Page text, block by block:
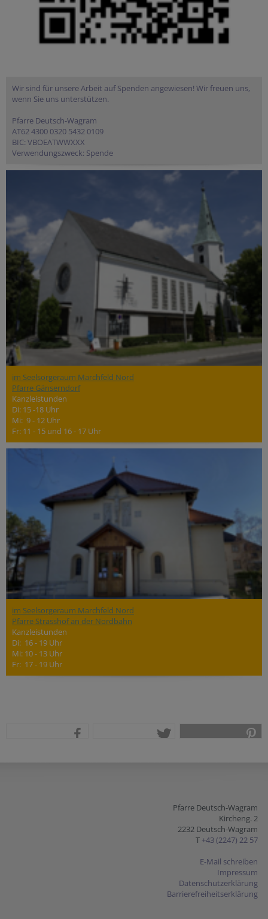
Wir sind für unsere Arbeit auf Spenden angewiesen! Wir freuen uns,
wenn Sie uns unterstützen.
Pfarre Deutsch-Wagram
AT62 4300 0320 5432 0109
BIC: VBOEATWWXXX
Verwendungszweck: Spende
im Seelsorgeraum Marchfeld Nord
Pfarre Gänserndorf
Kanzleistunden
Di: 15 -18 Uhr
Mi: 9 - 12 Uhr
Fr: 11 - 15 und 16 - 17 Uhr
im Seelsorgeraum Marchfeld Nord
Pfarre Strasshof an der Nordbahn
Kanzleistunden
Di: 16 - 19 Uhr
Mi: 10 - 13 Uhr
Fr: 17 - 19 Uhr
Pfarre Deutsch-Wagram
Kircheng. 2
2232 Deutsch-Wagram
T +43 (2247) 22 57
E-Mail schreiben
Impressum
Datenschutzerklärung
Barrierefreiheitserklärung